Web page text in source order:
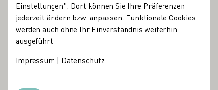
WEINERZEUGER
Moselland eG
Mehr erfahren
Einstellungen". Dort können Sie Ihre Präferenzen
jederzeit ändern bzw. anpassen. Funktionale Cookies
werden auch ohne Ihr Einverständnis weiterhin
ausgeführt.
Impressum | Datenschutz